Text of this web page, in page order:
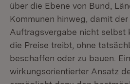
über die Ebene von Bund,
Kommunen hinweg, damit
Auftragsvergabe nicht selbst
die Preise treibt, ohne
beschaffen oder zu bauen. Ein
wirkungsorientierter Ansatz